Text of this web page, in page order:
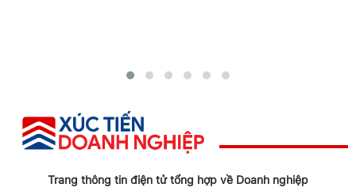
Trang thông tin điện tử tổng hợp về Doanh nghiệp